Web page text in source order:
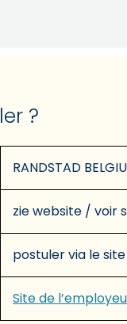
?
RANDSTAD
zie website / voir
postuler via le
Site de